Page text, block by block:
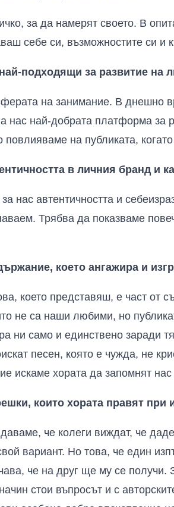
за да намерят своето. В
себе си, възможностите си и
подходящи за развитие на
на занимание. В днешно
нас най-добрата платформа за
повлияваме на публиката,
в личния бранд и
нас автентичността и
Трябва да показваме
което ангажира и
което представяш, е част от
не са наши любими, но
ни само и единствено заради
песен, която е чужда, не
искаме хората да запомнят
които хората правят при
че колеги виждат, че
вариант. Но това, че един
че на друг ще му се
стои въпросът и с